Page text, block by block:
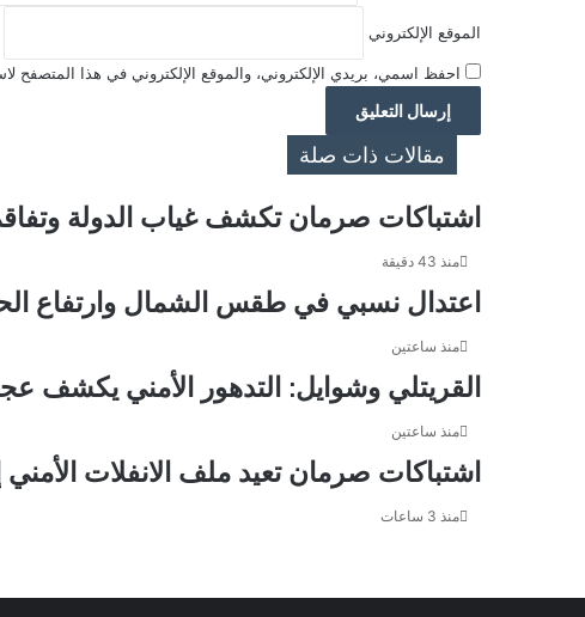
الموقع الإلكتروني
احفظ اسمي، بريدي الإلكتروني، والموقع الإلكتروني في هذا المتصفح
مقالات ذات صلة
اشتباكات صرمان تكشف غياب الدولة
منذ 43 دقيقة
اعتدال نسبي في طقس الشمال وارتفاع
منذ ساعتين
القريتلي وشوايل: التدهور الأمني يكشف
منذ ساعتين
اشتباكات صرمان تعيد ملف الانفلات الأمني
منذ 3 ساعات